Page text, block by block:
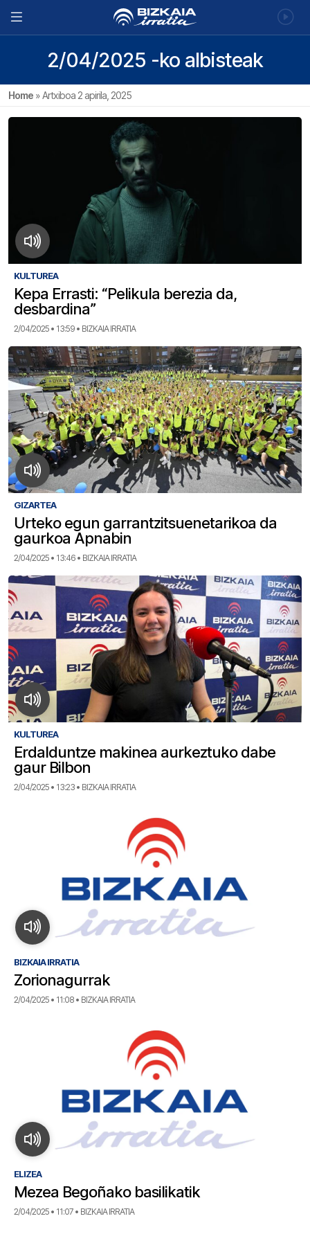
2/04/2025 -ko albisteak
Home »Artxiboa 2 apirila, 2025
KULTUREA
Kepa Errasti: “Pelikula berezia da,
desbardina”
2/04/2025 • 13:59 • BIZKAIA IRRATIA
GIZARTEA
Urteko egun garrantzitsuenetarikoa da
gaurkoa Apnabin
2/04/2025 • 13:46 • BIZKAIA IRRATIA
KULTUREA
Erdalduntze makinea aurkeztuko dabe
gaur Bilbon
2/04/2025 • 13:23 • BIZKAIA IRRATIA
BIZKAIA IRRATIA
Zorionagurrak
2/04/2025 • 11:08 • BIZKAIA IRRATIA
ELIZEA
Mezea Begoñako basilikatik
2/04/2025 • 11:07 • BIZKAIA IRRATIA